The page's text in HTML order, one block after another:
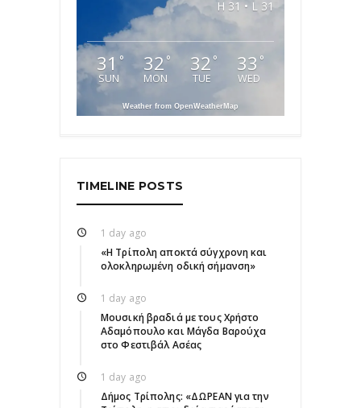
H 31 • L 31
31 °
SUN
32 °
MON
32 °
TUE
33 °
WED
Weather from OpenWeatherMap
TIMELINE POSTS
1 day ago
«Η Τρίπολη αποκτά σύγχρονη και
ολοκληρωμένη οδική σήμανση»
1 day ago
Μουσική βραδιά με τους Χρήστο
Αδαμόπουλο και Μάγδα Βαρούχα
στο Φεστιβάλ Ασέας
1 day ago
Δήμος Τρίπολης: «ΔΩΡΕΑΝ για την